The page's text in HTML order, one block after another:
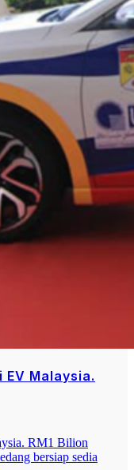
EV Malaysia.
RM1 Bilion
bersiap sedia